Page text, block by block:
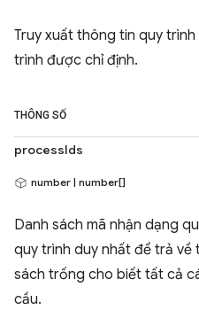
Truy xuất thông tin quy
trình được chỉ định.
THÔNG SỐ
processIds
number | number[]
Danh sách mã nhận dạng
quy trình duy nhất để trả về
sách trống cho biết tất cả
cầu.